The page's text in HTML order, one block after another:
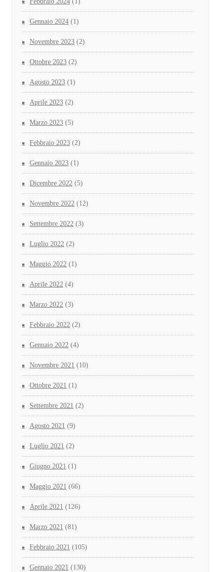
Gennaio 2024 (1)
Novembre 2023 (2)
Ottobre 2023 (2)
Agosto 2023 (1)
Aprile 2023 (2)
Marzo 2023 (5)
Febbraio 2023 (2)
Gennaio 2023 (1)
Dicembre 2022 (5)
Novembre 2022 (12)
Settembre 2022 (3)
Luglio 2022 (2)
Maggio 2022 (1)
Aprile 2022 (4)
Marzo 2022 (3)
Febbraio 2022 (2)
Gennaio 2022 (4)
Novembre 2021 (10)
Ottobre 2021 (1)
Settembre 2021 (2)
Agosto 2021 (9)
Luglio 2021 (2)
Giugno 2021 (1)
Maggio 2021 (66)
Aprile 2021 (126)
Marzo 2021 (81)
Febbraio 2021 (105)
Gennaio 2021 (130)